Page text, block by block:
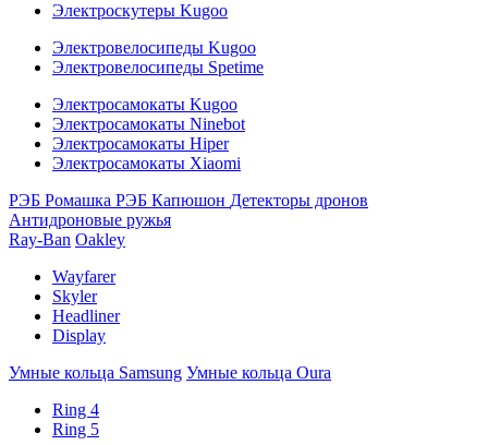
Электроскутеры Kugoo
Электровелосипеды Kugoo
Электровелосипеды Spetime
Электросамокаты Kugoo
Электросамокаты Ninebot
Электросамокаты Hiper
Электросамокаты Xiaomi
РЭБ Ромашка РЭБ Капюшон Детекторы дронов
Антидроновые ружья
Ray-Ban Oakley
Wayfarer
Skyler
Headliner
Display
Умные кольца Samsung Умные кольца Oura
Ring 4
Ring 5